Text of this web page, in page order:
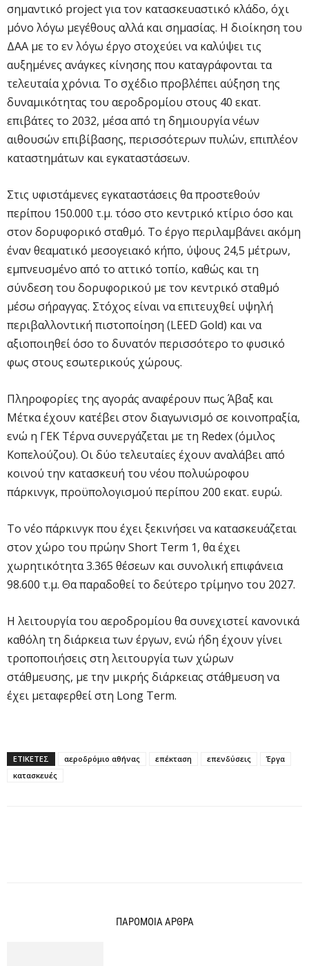
σημαντικό project για τον κατασκευαστικό κλάδο, όχι
μόνο λόγω μεγέθους αλλά και σημασίας. Η διοίκηση του
ΔΑΑ με το εν λόγω έργο στοχεύει να καλύψει τις
αυξημένες ανάγκες κίνησης που καταγράφονται τα
τελευταία χρόνια. Το σχέδιο προβλέπει αύξηση της
δυναμικότητας του αεροδρομίου στους 40 εκατ.
επιβάτες το 2032, μέσα από τη δημιουργία νέων
αιθουσών επιβίβασης, περισσότερων πυλών, επιπλέον
καταστημάτων και εγκαταστάσεων.
Στις υφιστάμενες εγκαταστάσεις θα προστεθούν
περίπου 150.000 τ.μ. τόσο στο κεντρικό κτίριο όσο και
στον δορυφορικό σταθμό. Το έργο περιλαμβάνει ακόμη
έναν θεαματικό μεσογειακό κήπο, ύψους 24,5 μέτρων,
εμπνευσμένο από το αττικό τοπίο, καθώς και τη
σύνδεση του δορυφορικού με τον κεντρικό σταθμό
μέσω σήραγγας. Στόχος είναι να επιτευχθεί υψηλή
περιβαλλοντική πιστοποίηση (LEED Gold) και να
αξιοποιηθεί όσο το δυνατόν περισσότερο το φυσικό
φως στους εσωτερικούς χώρους.
Πληροφορίες της αγοράς αναφέρουν πως Άβαξ και
Μέτκα έχουν κατέβει στον διαγωνισμό σε κοινοπραξία,
ενώ η ΓΕΚ Τέρνα συνεργάζεται με τη Redex (όμιλος
Κοπελούζου). Οι δύο τελευταίες έχουν αναλάβει από
κοινού την κατασκευή του νέου πολυώροφου
πάρκινγκ, προϋπολογισμού περίπου 200 εκατ. ευρώ.
Το νέο πάρκινγκ που έχει ξεκινήσει να κατασκευάζεται
στον χώρο του πρώην Short Term 1, θα έχει
χωρητικότητα 3.365 θέσεων και συνολική επιφάνεια
98.600 τ.μ. Θα παραδοθεί το δεύτερο τρίμηνο του 2027.
Η λειτουργία του αεροδρομίου θα συνεχιστεί κανονικά
καθόλη τη διάρκεια των έργων, ενώ ήδη έχουν γίνει
τροποποιήσεις στη λειτουργία των χώρων
στάθμευσης, με την μικρής διάρκειας στάθμευση να
έχει μεταφερθεί στη Long Term.
ΕΤΙΚΕΤΕΣ αεροδρόμιο αθήνας επέκταση επενδύσεις
Έργα
κατασκευές
ΠΑΡΟΜΟΙΑ ΑΡΘΡΑ